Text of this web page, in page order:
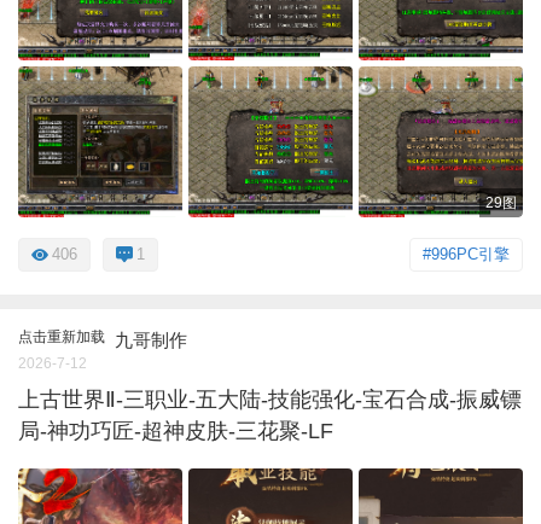
29图
#996PC引擎
406 1
点击重新加载 九哥制作
2026-7-12
上古世界Ⅱ-三职业-五大陆-技能强化-宝石合成-振威镖
局-神功巧匠-超神皮肤-三花聚-LF